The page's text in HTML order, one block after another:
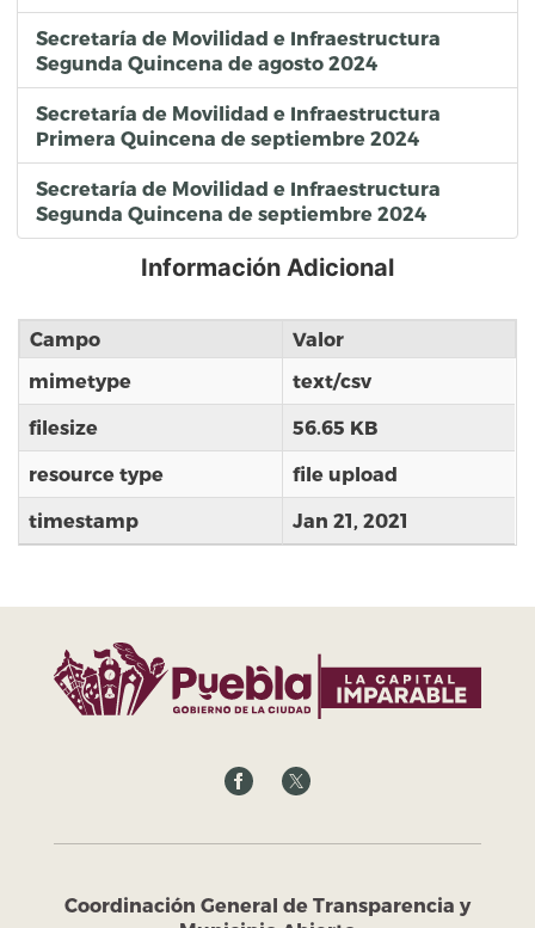
Secretaría de Movilidad e Infraestructura
Segunda Quincena de agosto 2024
Secretaría de Movilidad e Infraestructura
Primera Quincena de septiembre 2024
Secretaría de Movilidad e Infraestructura
Segunda Quincena de septiembre 2024
Información Adicional
Campo
Valor
mimetype
text/csv
filesize 56.65 KB
resource type file upload
timestamp Jan 21, 2021
Coordinación General de Transparencia y